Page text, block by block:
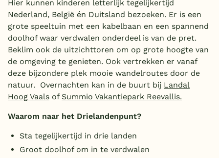
Hier kunnen kinderen letterlijk tegelijkertijd
Nederland, België én Duitsland bezoeken. Er is een
grote speeltuin met een kabelbaan en een spannend
doolhof waar verdwalen onderdeel is van de pret.
Beklim ook de uitzichttoren om op grote hoogte van
de omgeving te genieten. Ook vertrekken er vanaf
deze bijzondere plek mooie wandelroutes door de
natuur. Overnachten kan in de buurt bij Landal
Hoog Vaals of Summio Vakantiepark Reevallis.
Waarom naar het Drielandenpunt?
Sta tegelijkertijd in drie landen
Groot doolhof om in te verdwalen